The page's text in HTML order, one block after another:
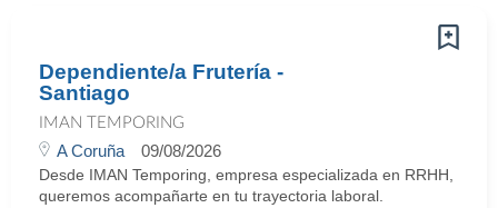
Dependiente/a Frutería -
Santiago
IMAN TEMPORING
A Coruña 09/08/2026
Desde IMAN Temporing, empresa especializada en RRHH,
queremos acompañarte en tu trayectoria laboral.